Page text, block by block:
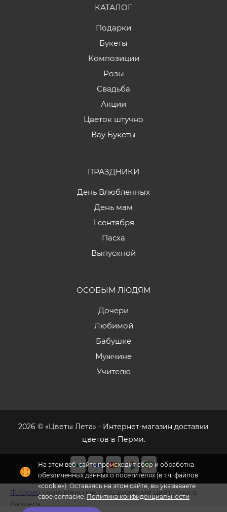
На этом веб-сайте происходит сбор и обработка
обезличенных данных о посетителях (в т.ч. файлов
«cookie»). Оставаясь на этом сайте, вы указываете
свое согласие.Политика конфиденциальности
КАТАЛОГ
Подарки
Букеты
Композиции
Розы
Свадьба
Акции
Цветок штучно
Вау Букеты
ПРАЗДНИКИ
День Влюбленных
День мам
1 сентября
Пасха
Выпускной
ОСОБЫМ ЛЮДЯМ
Дочери
Любимой
Бабушке
Мужчине
Учителю
2026 © «Цветы Лета» - Интернет-магазин доставки
цветов в Перми.
Флория - комплексное продвижение цветочного
бизнеса